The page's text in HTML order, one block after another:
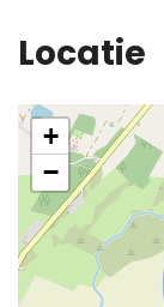
Locatie
+
−